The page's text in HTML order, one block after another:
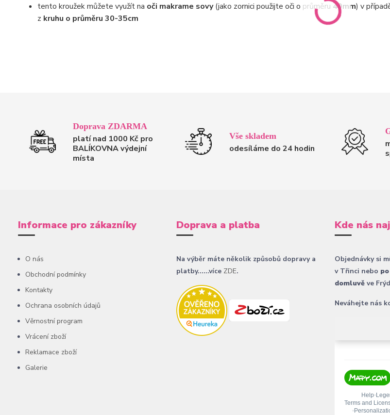
tento kroužek můžete využít na oči makrame sovy(jako zornici použijte oči o průměru 40mm) v
z kruhu o průměru 30-35cm
Doprava ZDARMA
platí nad 1000 Kč pro
BALÍKOVNA výdejní
místa
Vše skladem
odesíláme do 24 hodin
Informace pro zákazníky
O nás
Obchodní podmínky
Kontakty
Ochrana osobních údajů
Věrnostní program
Vrácení zboží
Reklamace zboží
Galerie
Doprava a platba
Na výběr máte několik způsobů dopravy a
platby......více ZDE.
Kde nás
Objednávky si
v Třinci nebo
domluvě ve
Neváhejte nás